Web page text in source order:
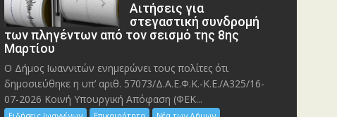
Αιτήσεις για
στεγαστική συνδρομή
των πληγέντων από τον σεισμό της 8ης
Μαρτίου
Ο Δήμος Ιωαννιτών ενημερώνει τους πολίτες ότι
δημοσιεύθηκε η υπ’ αριθ. 57073/Δ.Α.Ε.Φ.Κ.-Κ.Ε./Α325/16-
07-2026 Κοινή Υπουργική Απόφαση (ΦΕΚ...